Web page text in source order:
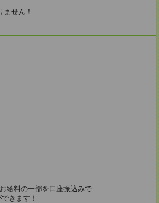
せん！
給料の一部を口座振込みで
きます！